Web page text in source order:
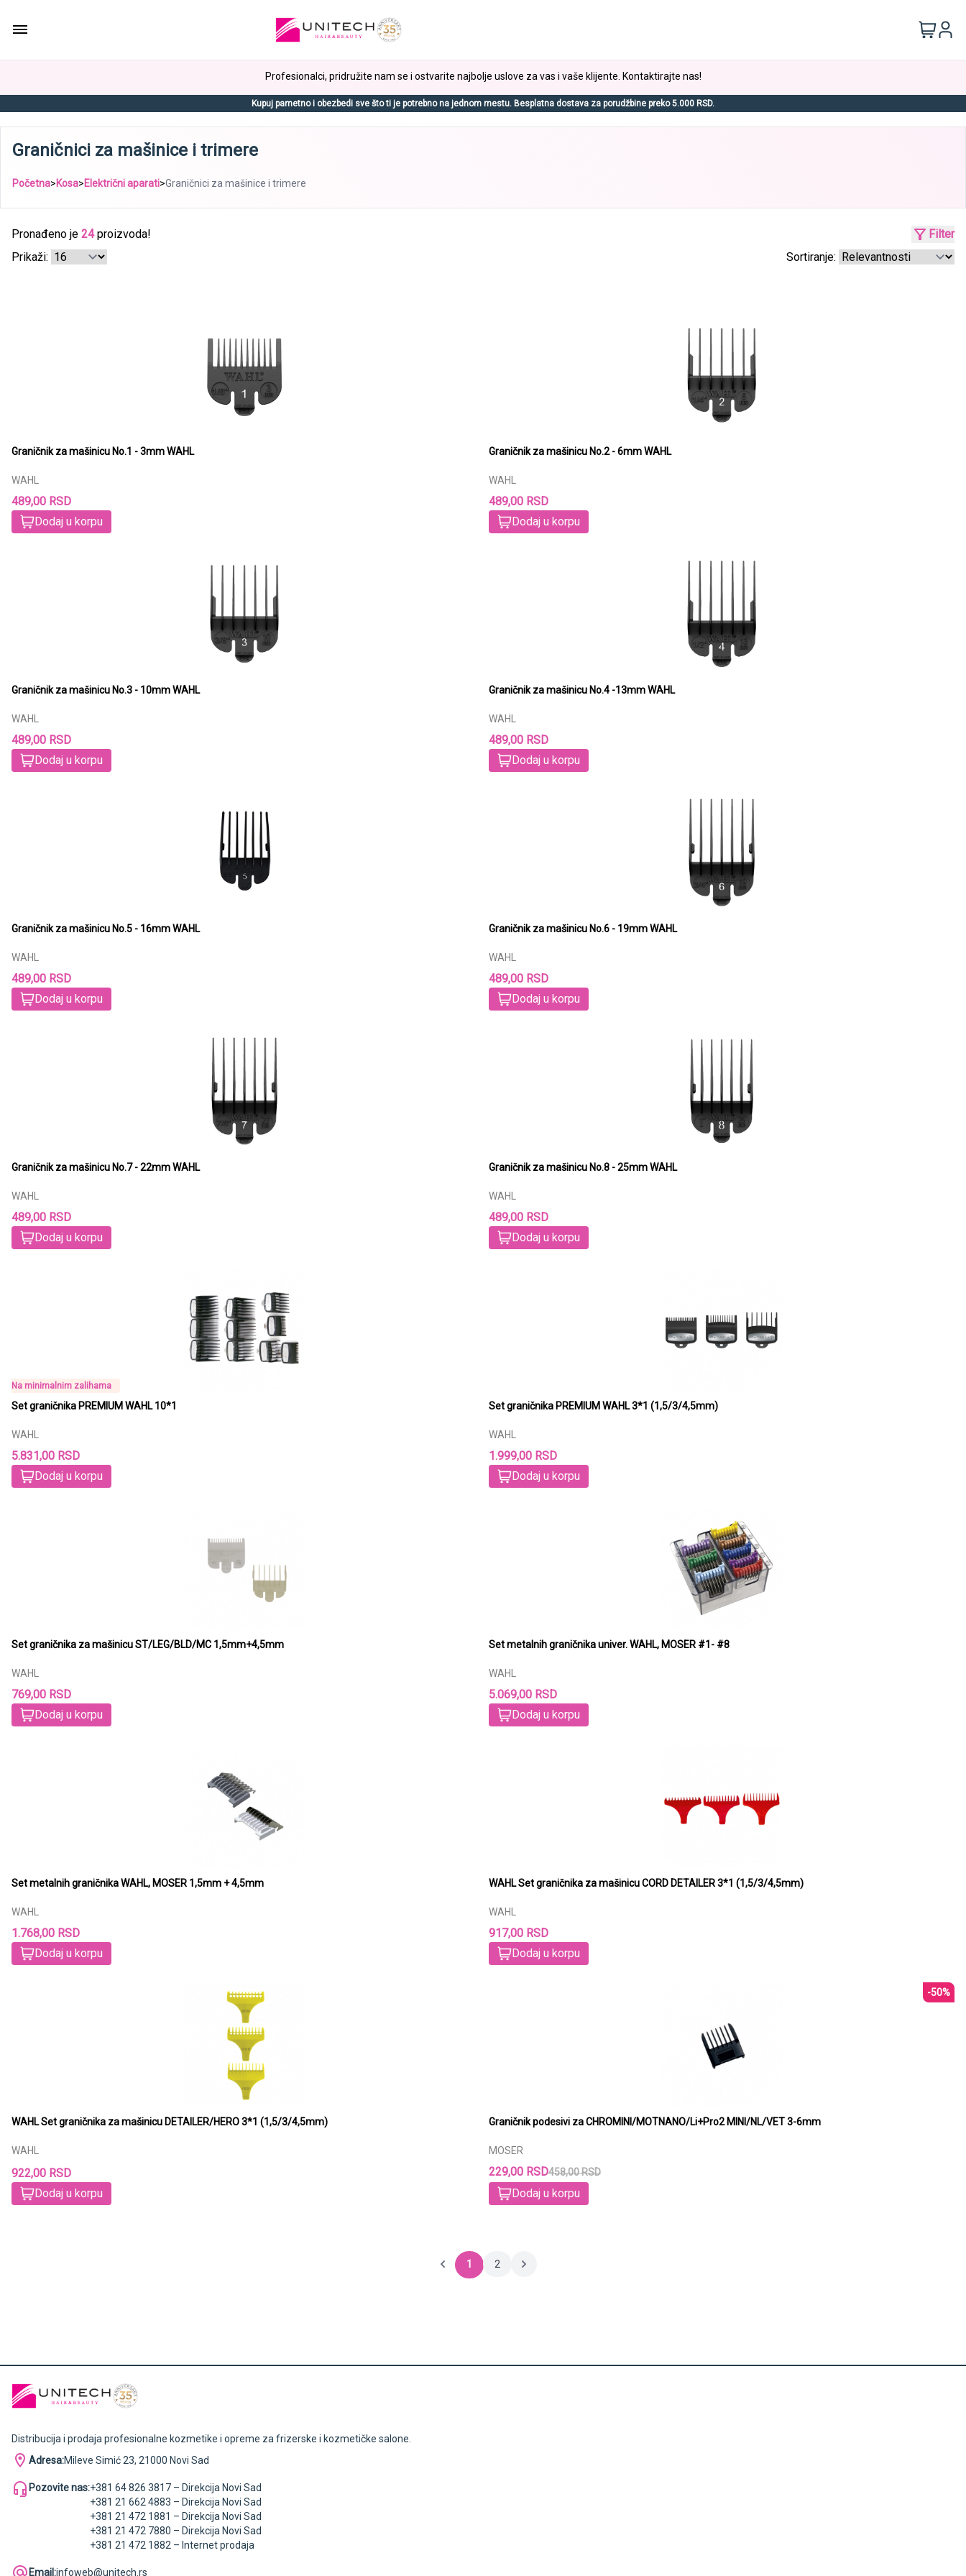
Profesionalci, pridružite nam se i ostvarite najbolje uslove za vas i vaše klijente. Kontaktirajte nas!
Kupuj pametno i obezbedi sve što ti je potrebno na jednom mestu. Besplatna dostava za porudžbine preko 5.000 RSD.
Graničnici za mašinice i trimere
Početna>Kosa>Električni aparati>Graničnici za mašinice i trimere
Pronađeno je 24proizvoda!
Filter
Prikaži:
Sortiranje:
Graničnik za mašinicu No.1 - 3mm WAHL
WAHL
489,00 RSD
Dodaj u korpu
Graničnik za mašinicu No.2 - 6mm WAHL
WAHL
489,00 RSD
Dodaj u korpu
Graničnik za mašinicu No.3 - 10mm WAHL
WAHL
489,00 RSD
Dodaj u korpu
Graničnik za mašinicu No.4 -13mm WAHL
WAHL
489,00 RSD
Dodaj u korpu
Graničnik za mašinicu No.5 - 16mm WAHL
WAHL
489,00 RSD
Dodaj u korpu
Graničnik za mašinicu No.6 - 19mm WAHL
WAHL
489,00 RSD
Dodaj u korpu
Graničnik za mašinicu No.7 - 22mm WAHL
WAHL
489,00 RSD
Dodaj u korpu
Graničnik za mašinicu No.8 - 25mm WAHL
WAHL
489,00 RSD
Dodaj u korpu
Na minimalnim zalihama
Set graničnika PREMIUM WAHL 10*1
WAHL
5.831,00 RSD
Dodaj u korpu
Set graničnika PREMIUM WAHL 3*1 (1,5/3/4,5mm)
WAHL
1.999,00 RSD
Dodaj u korpu
Set graničnika za mašinicu ST/LEG/BLD/MC 1,5mm+4,5mm
WAHL
769,00 RSD
Dodaj u korpu
Set metalnih graničnika univer. WAHL, MOSER #1- #8
WAHL
5.069,00 RSD
Dodaj u korpu
Set metalnih graničnika WAHL, MOSER 1,5mm + 4,5mm
WAHL
1.768,00 RSD
Dodaj u korpu
WAHL Set graničnika za mašinicu CORD DETAILER 3*1 (1,5/3/4,5mm)
WAHL
917,00 RSD
Dodaj u korpu
WAHL Set graničnika za mašinicu DETAILER/HERO 3*1 (1,5/3/4,5mm)
WAHL
922,00 RSD
Dodaj u korpu
-50%
Graničnik podesivi za CHROMINI/MOTNANO/Li+Pro2 MINI/NL/VET 3-6mm
MOSER
229,00 RSD458,00 RSD
Dodaj u korpu
1 2
Distribucija i prodaja profesionalne kozmetike i opreme za frizerske i kozmetičke salone.
Adresa:Mileve Simić 23, 21000 Novi Sad
Pozovite nas:+381 64 826 3817 – Direkcija Novi Sad
+381 21 662 4883 – Direkcija Novi Sad
+381 21 472 1881 – Direkcija Novi Sad
+381 21 472 7880 – Direkcija Novi Sad
+381 21 472 1882 – Internet prodaja
Email:infoweb@unitech.rs